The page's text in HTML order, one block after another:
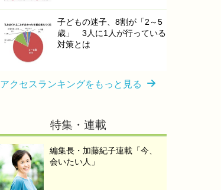
子どもの迷子、8割が「2～5
歳」 3人に1人が行っている
対策とは
アクセスランキングをもっと見る
特集・連載
編集長・加藤紀子連載「今、
会いたい人」